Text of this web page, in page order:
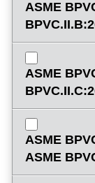
ASME
ASME
ASME
ASME